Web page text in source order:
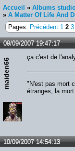
Accueil » Albums
» A Matter Of Life And
Pages: Précédent 1 2 3
09/09/2007 19:47:17
maiden66
ça c'est de
"N'est pas mort
étranges, la
10/09/2007 14:54:13